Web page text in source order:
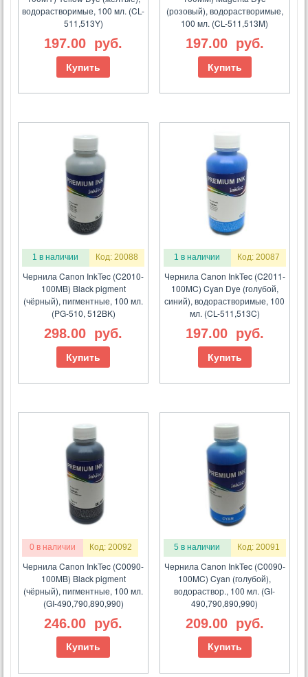
водорастворимые, 100 мл. (CL-
511,513Y)
197.00 руб.
Купить
(розовый), водорастворимые,
100 мл. (CL-511,513M)
197.00 руб.
Купить
1 в наличии Код: 20088
Чернила Canon InkTec (C2010-
100MB) Black pigment
(чёрный), пигментные, 100 мл.
(PG-510, 512BK)
298.00 руб.
Купить
1 в наличии Код: 20087
Чернила Canon InkTec (C2011-
100MC) Cyan Dye (голубой,
синий), водорастворимые, 100
мл. (CL-511,513C)
197.00 руб.
Купить
0 в наличии Код: 20092
Чернила Canon InkTec (C0090-
100MB) Black pigment
(чёрный), пигментные, 100 мл.
(GI-490,790,890,990)
246.00 руб.
Купить
5 в наличии Код: 20091
Чернила Canon InkTec (C0090-
100MC) Cyan (голубой),
водораствор., 100 мл. (GI-
490,790,890,990)
209.00 руб.
Купить